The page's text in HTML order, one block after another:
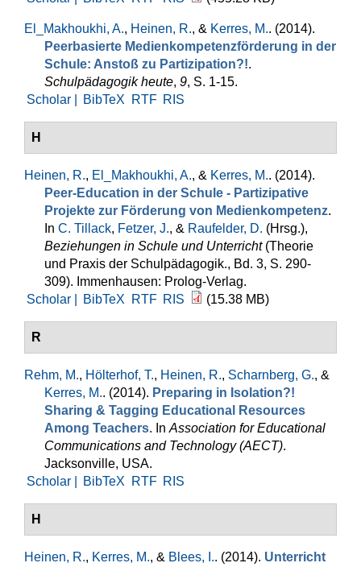
El_Makhoukhi, A., Heinen, R., & Kerres, M.. (2014).
Peerbasierte Medienkompetenzförderung in der
Schule: Anstoß zu Partizipation?!.
Schulpädagogik heute, 9, S. 1-15.
Scholar |
BibTeX RTF RIS
H
Heinen, R., El_Makhoukhi, A., & Kerres, M.. (2014).
Peer-Education in der Schule - Partizipative
Projekte zur Förderung von Medienkompetenz.
In C. Tillack, Fetzer, J., & Raufelder, D. (Hrsg.),
Beziehungen in Schule und Unterricht(Theorie
und Praxis der Schulpädagogik., Bd. 3, S. 290-
309). Immenhausen: Prolog-Verlag.
Scholar |
BibTeX RTF RIS (15.38 MB)
R
Rehm, M., Hölterhof, T., Heinen, R., Scharnberg, G., &
Kerres, M.. (2014). Preparing in Isolation?!
Sharing & Tagging Educational Resources
Among Teachers. In Association for Educational
Communications and Technology (AECT).
Jacksonville, USA.
Scholar |
BibTeX RTF RIS
H
Heinen, R., Kerres, M., & Blees, I.. (2014). Unterricht